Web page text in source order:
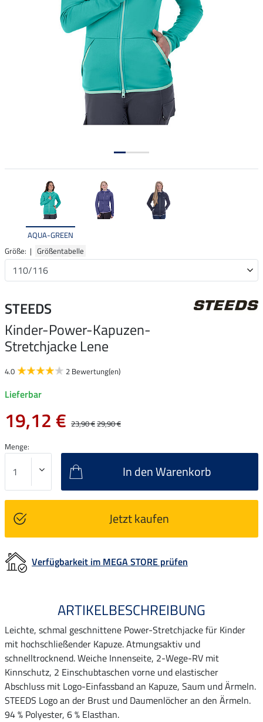
AQUA-GREEN
Größe: | Größentabelle
STEEDS
Kinder-Power-Kapuzen-
Stretchjacke Lene
4.0 2 Bewertung(en)
Lieferbar
19,12 € 23,90 €29,90 €
Menge:
In den Warenkorb
Jetzt kaufen
Verfügbarkeit im MEGA STORE prüfen
ARTIKELBESCHREIBUNG
Leichte, schmal geschnittene Power-Stretchjacke für Kinder
mit hochschließender Kapuze. Atmungsaktiv und
schnelltrocknend. Weiche Innenseite, 2-Wege-RV mit
Kinnschutz, 2 Einschubtaschen vorne und elastischer
Abschluss mit Logo-Einfassband an Kapuze, Saum und Ärmeln.
STEEDS Logo an der Brust und Daumenlöcher an den Ärmeln.
94 % Polyester, 6 % Elasthan.